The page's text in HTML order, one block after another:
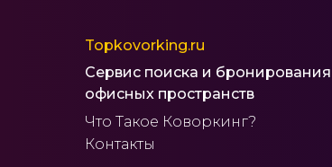
Topkovorking.ru
Сервис поиска и бронирования
офисных пространств
Что Такое Коворкинг?
Контакты